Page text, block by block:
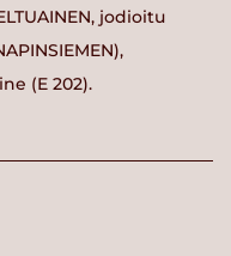
jodioitu
(E 202).